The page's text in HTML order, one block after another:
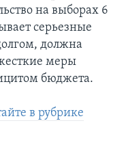
на выборах 6
серьезные
должна
меры
бюджета.
в рубрике